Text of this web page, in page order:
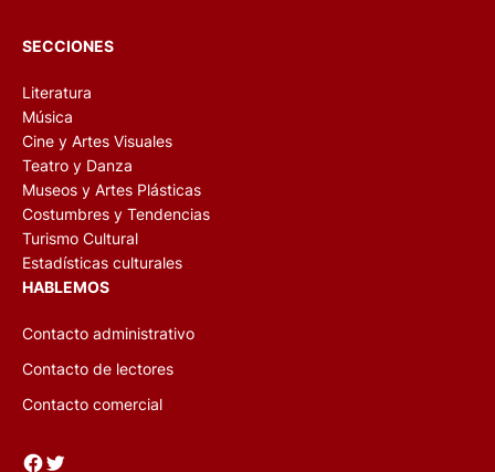
SECCIONES
Literatura
Música
Cine y Artes Visuales
Teatro y Danza
Museos y Artes Plásticas
Costumbres y Tendencias
Turismo Cultural
Estadísticas culturales
HABLEMOS
Contacto administrativo
Contacto de lectores
Contacto comercial
Facebook Twitter